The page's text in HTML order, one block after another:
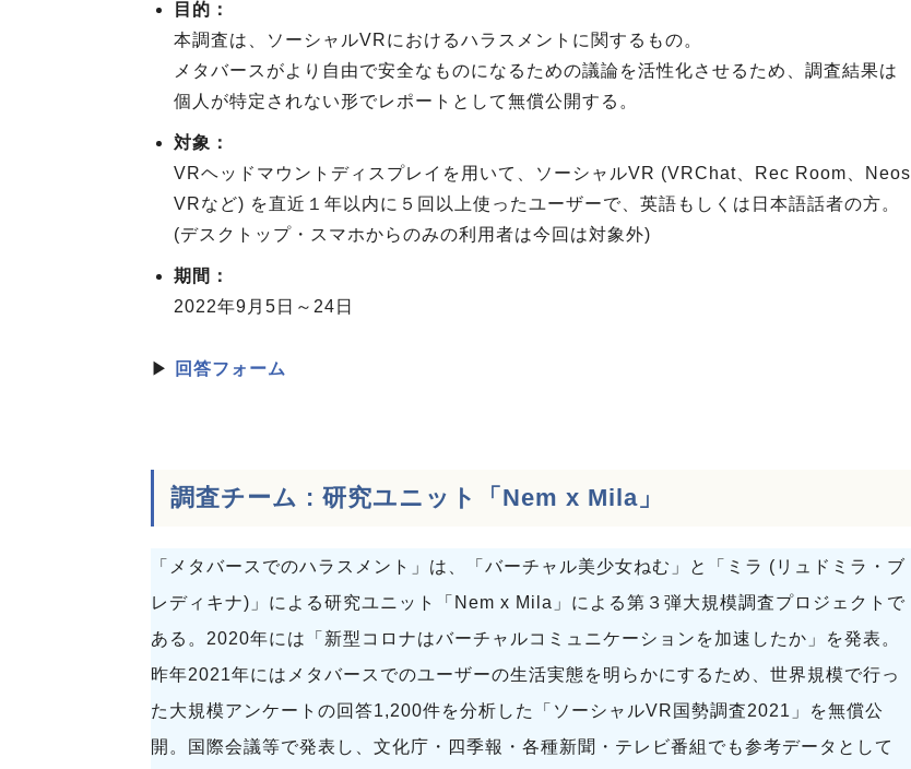
目的：
本調査は、ソーシャルVRにおけるハラスメントに関するもの。
メタバースがより自由で安全なものになるための議論を活性化させるため、調査結果は
個人が特定されない形でレポートとして無償公開する。
対象：
VRヘッドマウントディスプレイを用いて、ソーシャルVR (VRChat、Rec Room、Neos
VRなど) を直近１年以内に５回以上使ったユーザーで、英語もしくは日本語話者の方。
(デスクトップ・スマホからのみの利用者は今回は対象外)
期間：
2022年9月5日～24日
▶ 回答フォーム
調査チーム : 研究ユニット「Nem x Mila」
「メタバースでのハラスメント」は、「バーチャル美少女ねむ」と「ミラ (リュドミラ・ブ
レディキナ)」による研究ユニット「Nem x Mila」による第３弾大規模調査プロジェクトで
ある。2020年には「新型コロナはバーチャルコミュニケーションを加速したか」を発表。
昨年2021年にはメタバースでのユーザーの生活実態を明らかにするため、世界規模で行っ
た大規模アンケートの回答1,200件を分析した「ソーシャルVR国勢調査2021」を無償公
開。国際会議等で発表し、文化庁・四季報・各種新聞・テレビ番組でも参考データとして